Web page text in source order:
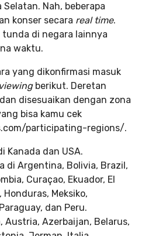
Nah, beberapa
konser secara real time.
tunda di negara lainnya
waktu.
yang dikonfirmasi masuk
berikut. Deretan
disesuaikan dengan zona
bisa kamu cek
participating-regions/.
Kanada dan USA.
di Argentina, Bolivia, Brazil,
Curaçao, Ekuador, El
Meksiko,
dan Peru.
Austria, Azerbaijan, Belarus,